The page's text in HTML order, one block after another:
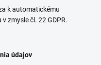
k automatickému
zmysle čl. 22 GDPR.
údajov